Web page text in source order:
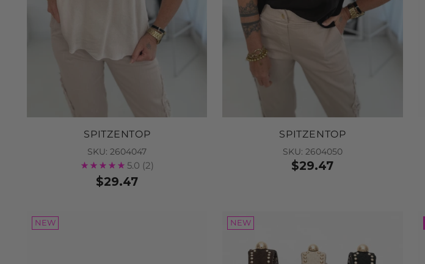
SPITZENTOP
SKU: 2604047
5.0 (2)
$29.47
SPITZENTOP
SKU: 2604050
$29.47
NEW NEW